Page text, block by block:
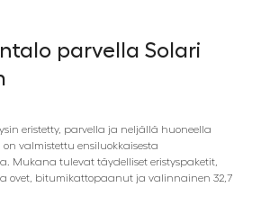
parvella Solari
eristetty, parvella ja neljällä huoneella
valmistettu ensiluokkaisesta
Mukana tulevat täydelliset eristyspaketit,
ovet, bitumikattopaanut ja valinnainen 32,7